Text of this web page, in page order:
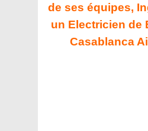
de ses équipes,
un Electricien de
Casablanca